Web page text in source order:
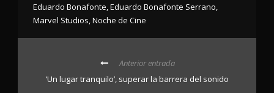
Eduardo Bonafonte,Eduardo Bonafonte Serrano,
Marvel Studios,Noche de Cine
Anterior entrada
‘Un lugar tranquilo’, superar la barrera del sonido